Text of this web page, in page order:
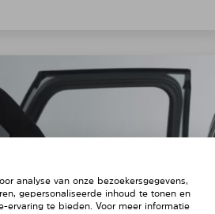
analyse van onze bezoekersgegevens,
gepersonaliseerde inhoud te tonen en
ervaring te bieden. Voor meer informatie